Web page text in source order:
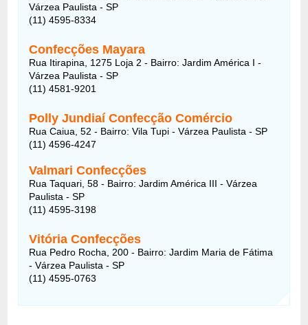
Várzea Paulista - SP
(11) 4595-8334
Confecções Mayara
Rua Itirapina, 1275 Loja 2 - Bairro: Jardim América I -
Várzea Paulista - SP
(11) 4581-9201
Polly Jundiaí Confecção Comércio
Rua Caiua, 52 - Bairro: Vila Tupi - Várzea Paulista - SP
(11) 4596-4247
Valmari Confecções
Rua Taquari, 58 - Bairro: Jardim América III - Várzea
Paulista - SP
(11) 4595-3198
Vitória Confecções
Rua Pedro Rocha, 200 - Bairro: Jardim Maria de Fátima
- Várzea Paulista - SP
(11) 4595-0763